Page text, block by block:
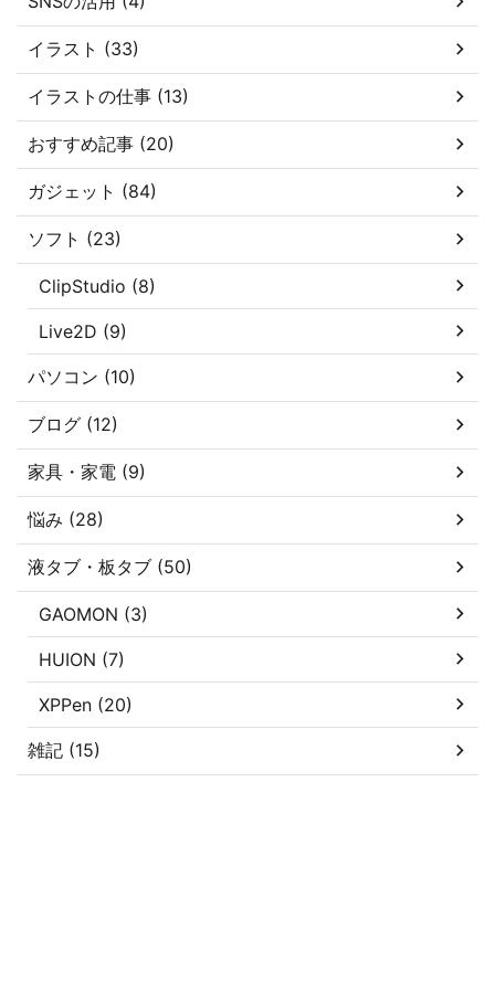
イラスト (33)
イラストの仕事 (13)
おすすめ記事 (20)
ガジェット (84)
ソフト (23)
ClipStudio (8)
Live2D (9)
パソコン (10)
ブログ (12)
家具・家電 (9)
悩み (28)
液タブ・板タブ (50)
GAOMON (3)
HUION (7)
XPPen (20)
雑記 (15)